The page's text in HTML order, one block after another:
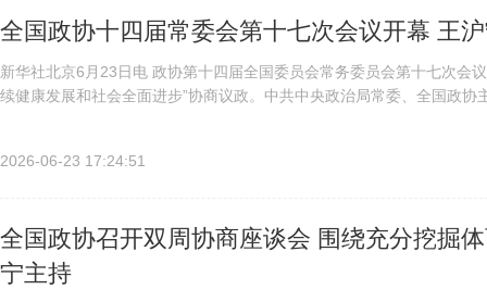
全国政协十四届常委会第十七次会议开幕 王
新华社北京6月23日电 政协第十四届全国委员会常务委员会第十七次会
续健康发展和社会全面进步”协商议政。中共中央政治局常委、全国政
2026-06-23 17:24:51
全国政协召开双周协商座谈会 围绕充分挖掘
宁主持